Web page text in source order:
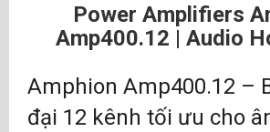
Power Amplifiers
Amp400.12 | Audio
Amphion Amp400.12 –
đại 12 kênh tối ưu cho